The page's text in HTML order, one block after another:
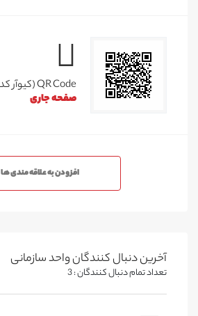
QR Code (کیوآر کد)
صفحه جاری
افزودن به علاقه مندی ها
آخرین دنبال کنندگان واحد سازمانی
تعداد تمام دنبال کنندگان : 3